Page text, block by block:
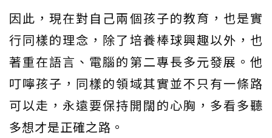
因此，現在對自己兩個孩子的教育，也是實
行同樣的理念，除了培養棒球興趣以外，也
著重在語言、電腦的第二專長多元發展。他
叮嚀孩子，同樣的領域其實並不只有一條路
可以走，永遠要保持開闊的心胸，多看多聽
多想才是正確之路。